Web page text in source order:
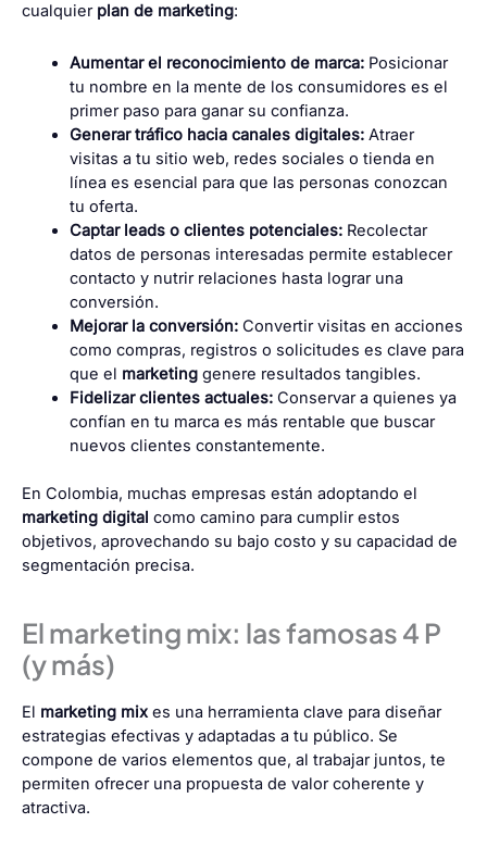
cualquier plan de marketing:
Aumentar el reconocimiento de marca:Posicionar
tu nombre en la mente de los consumidores es el
primer paso para ganar su confianza.
Generar tráfico hacia canales digitales:Atraer
visitas a tu sitio web, redes sociales o tienda en
línea es esencial para que las personas conozcan
tu oferta.
Captar leads o clientes potenciales:Recolectar
datos de personas interesadas permite establecer
contacto y nutrir relaciones hasta lograr una
conversión.
Mejorar la conversión:Convertir visitas en acciones
como compras, registros o solicitudes es clave para
que el marketinggenere resultados tangibles.
Fidelizar clientes actuales:Conservar a quienes ya
confían en tu marca es más rentable que buscar
nuevos clientes constantemente.
En Colombia, muchas empresas están adoptando el
marketing digital como camino para cumplir estos
objetivos, aprovechando su bajo costo y su capacidad de
segmentación precisa.
El marketing mix: las famosas 4 P
(y más)
El marketing mix es una herramienta clave para diseñar
estrategias efectivas y adaptadas a tu público. Se
compone de varios elementos que, al trabajar juntos, te
permiten ofrecer una propuesta de valor coherente y
atractiva.